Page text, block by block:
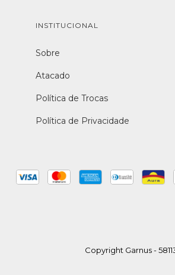
INSTITUCIONAL
Sobre
Atacado
Política de Trocas
Política de Privacidade
Copyright Garnus -